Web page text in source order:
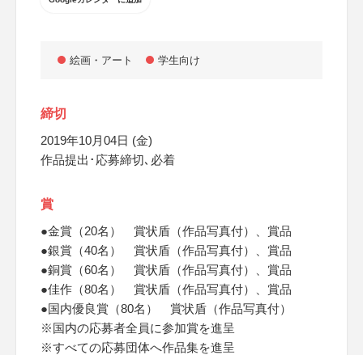
絵画・アート 学生向け
締切
2019年10月04日 (金)
作品提出･応募締切､必着
賞
●金賞（20名） 賞状盾（作品写真付）、賞品
●銀賞（40名） 賞状盾（作品写真付）、賞品
●銅賞（60名） 賞状盾（作品写真付）、賞品
●佳作（80名） 賞状盾（作品写真付）、賞品
●国内優良賞（80名） 賞状盾（作品写真付）
※国内の応募者全員に参加賞を進呈
※すべての応募団体へ作品集を進呈